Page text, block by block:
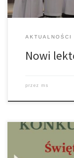
AKTUALNOŚCI
Nowi
przez ms